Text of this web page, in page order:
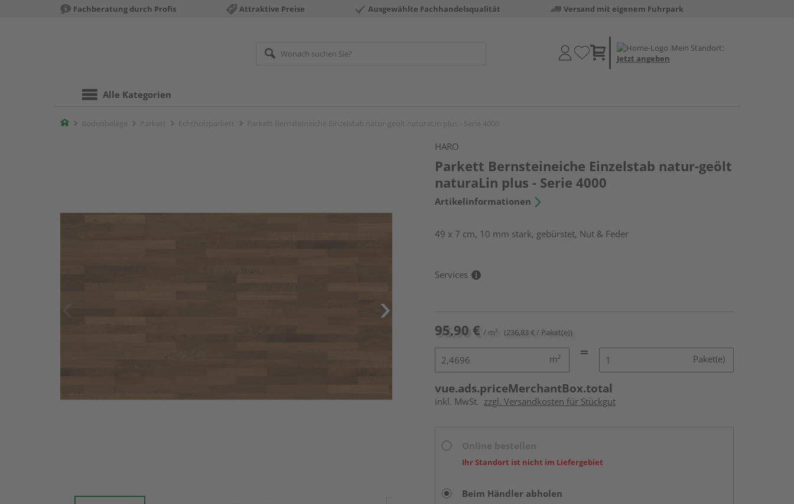
Fachberatung durch Profis Attraktive Preise Ausgewählte Fachhandelsqualität Versand mit eigenem Fuhrpark
Mein Standort:
Jetzt angeben
Alle Kategorien
Home
HARO
Parkett Bernsteineiche Einzelstab natur-geölt
naturaLin plus - Serie 4000
Artikelinformationen
49 x 7 cm, 10 mm stark, gebürstet, Nut & Feder
Services
95,90 € / m² (236,83 € / Paket(e))
m² Paket(e)
vue.ads.priceMerchantBox.total
inkl. MwSt. zzgl. Versandkosten für Stückgut
Ihr Standort ist nicht im Liefergebiet
Beim Händler abholen